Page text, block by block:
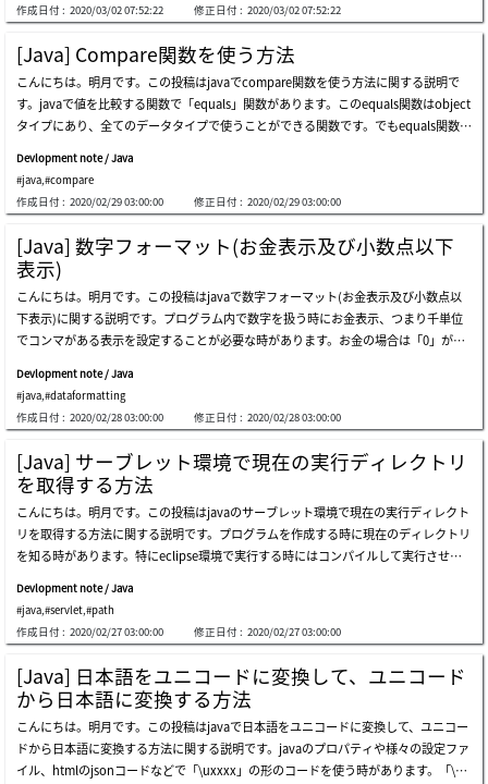
利用せずに修正も簡単です。逆にそれがjsonよりいいことがセキュリティにはよいで
しょう。2.プラットフォームの制約があります。java言語でシリアライズしたデータ
はc#やpythonなどで逆シリアライズができません。正確には出来ないことではない
ですが、データ漏れが発生します。3.クラス修正があれば、以前シリアライズしたデ
ータを逆シリアライズする時にデータ漏れが発生する可能性があります。シリアライ
ズの利点はセキュリティがよいし、クラス自体をバイナリするため、クラス状態をロ
グにして把握することでよいでしょう。上の例は「node」クラスを割当てしてバイ
ナリ化(byte[])にしてファイルに格納しました。格納したデータをまた読み込んでク
ラスに変換しました。jsonで一々にデータをstringタイプに変換することよりシリア
ライズ変換が簡単です。上をみればシリアライズされたデータは構造把握が難しいで
す。javaでシリアライ
す。そのため、「string」タイプと「string」タイプの文字列を合わせると思えば、
下記の処理になります。stringで文字列を合併すれば上のフローとおりに文字列が合
併されます。つまりstringにstringを合併すれば新しいstringが割当します。それなら
「string test = "abc" + "def" + "ghi" + "jkl";」は合併フローがすごく複雑になりま
す。そのため、stringとstringを合併することはパーフォーマンスに影響がありま
す。そうすれば上のarrayタイプじゃなく、連結リストタイプ(list)みたいに文字列を
「add」関数で追加する方法がないかと疑問になります。それがarrayタイプじゃな
く、listタイプで文字列を合併するのが「stringbuffer」と「stringbuilder」です。上
の例だけでみれば差異がそんなになさそうです。でも文字列の合併が多いほどパーフ
ォーマンスの差異は確かに出ると思います。それなら「stringbuffer」と「stringbuil
der」の差異はなにでしょうか。同期化の差異です。stringbufferの場合はクラス内部
で同期化しますが、stringbuilderの場合は同期化がありません。初めのスレッドで1
0個、２つ目のスレッドで10個を入れたので全ての文字桁数は20個になるはずです。
結果はstringbuilderには2
作成日付 : 2020/03/02 07:52:22 修正日付 : 2020/03/02 07:52:22
[Java] Compare関数を使う方法
こんにちは。明月です。この投稿はjavaでcompare関数を使う方法に関する説明で
す。javaで値を比較する関数で「equals」関数があります。このequals関数はobject
タイプにあり、全てのデータタイプで使うことができる関数です。でもequals関数は
っと大きいかは知ることができません。もちろんif関数で「if (a &gt; b) else if (a &lt;
b) else」でチェックしてもいいですが、少し品格があるように実装することはcomp
are関数を利用することがあります。integerタイプでcompare関数のパラメータ基準
で初めのパラメータをa、２つ目のパラメータをbと考えましょう。aがbより小さい
なら「-1」、同じなら「0」、大きいなら「1」の結果が出ます。つまり&lt;=&gt;順
で-1,0,1の結果です。integerではなくdateタイプで比較しましょう。dateタイプもク
ラスにcompare関数がありますが、今回はインスタンスから比較するcompareto関
数を使用しました。comparetoの場合は、インスタンス変数がa、パラメータデータ
がbと考えましょう。aがbより前日なら「-1」、同日なら「0」、後日なら「1」の結
果が出ます。つまり&lt;=&gt;順で-1,0,1の結果です。compare関数は比較対象が比較
値に比べてデータが小さいなら「-1」、同じなら「0」、大きいなら「1」の結果が出
ます。つまり&lt;=&gt;順で-1,0,1の結果です。このパターンをよく覚えばソート式や
様々なアルゴリズムを組み立てる時、ソースが簡単に実装することができます。ここ
までjavaでcompare関数を使う方法に関する説明でした。ご不明なところや間違い
ところがあればコメントしてください。
Devlopment note / Java
#java,#compare
作成日付 : 2020/02/29 03:00:00 修正日付 : 2020/02/29 03:00:00
[Java] 数字フォーマット(お金表示及び小数点以下
表示)
こんにちは。明月です。この投稿はjavaで数字フォーマット(お金表示及び小数点以
下表示)に関する説明です。プログラム内で数字を扱う時にお金表示、つまり千単位
でコンマがある表示を設定することが必要な時があります。お金の場合は「0」が多
換だと思います。javaは「int」や「double」、「float」タイプを「string」タイプ
に変換する時には「decimalformat」クラスを利用します。上の例で「#」はあれば
表示するし、なければ表示しないことだし、「0」はなかったらデフォルトで「0」
を表示するということでフォーマット設定になります。そうすれば、上は小数点2桁
までの設定でしだが、3桁になるとどうなるでしょうか？四捨五入になって「0.127」
から「0.13」になりました。でも、状況によって四捨五入じゃなく、切り捨てする時
もあります。その時にはフォーマットだけじゃなく、mathクラスを利用して計算す
るか、bigdecimalタイプに変換して切り捨て関数で計算するかの方法があります。
個人的にbigdecimalを使うとメモリ使用がありますが、math.floorの場合はoverflo
wエラー可能性があるので、bigdecimalタイプに変換して切り捨てする方が良いと思
います。ここまでjavaで数字フォーマット(お金表示及び小数点以下表示)に関する説
明でした。ご不明なところや間違いところがあればコメントしてください。
Devlopment note / Java
#java #dataformatting
作成日付 : 2020/02/28 03:00:00 修正日付 : 2020/02/28 03:00:00
[Java] サーブレット環境で現在の実行ディレクトリ
を取得する方法
こんにちは。明月です。この投稿はjavaのサーブレット環境で現在の実行ディレクト
リを取得する方法に関する説明です。プログラムを作成する時に現在のディレクトリ
を知る時があります。特にeclipse環境で実行する時にはコンパイルして実行させる
み込む時やプロジェクト仕様として各種ファイルやテンプレートを読み込む時に必要
です。その時にローカルディレクトリを探す方法は２つあります。実行しているクラ
スのファイルの場所で探す方法です。threadクラスで現在に動いているスレッドのク
ラスの場所を探すと現在の実行パスを探すのが出来ます。上の関数の処理では問題な
いですが、lambda式やマルチスレッドなどで呼出すと結果が可笑しくなる可能性が
あります。その時に「thread.currentthread().getcontextclassloader()」ではなく、
「this.getclass().getclassloader()」を呼出して取得ができます。でも全てloaderを
通って取得するから、マルチスレッドなら正確に取得出来ない可能性はあります。
(可能性といってもすごく低いです。)我々はサーブレットを作っているのでサーブレ
Devlopment note / Java
#java,#servlet,#path
作成日付 : 2020/02/27 03:00:00 修正日付 : 2020/02/27 03:00:00
[Java] 日本語をユニコードに変換して、ユニコード
から日本語に変換する方法
こんにちは。明月です。この投稿はjavaで日本語をユニコードに変換して、ユニコー
ドから日本語に変換する方法に関する説明です。javaのプロパティや様々の設定ファ
イル、htmlのjsonコードなどで「\uxxxx」の形のコードを使う時があります。「\ux